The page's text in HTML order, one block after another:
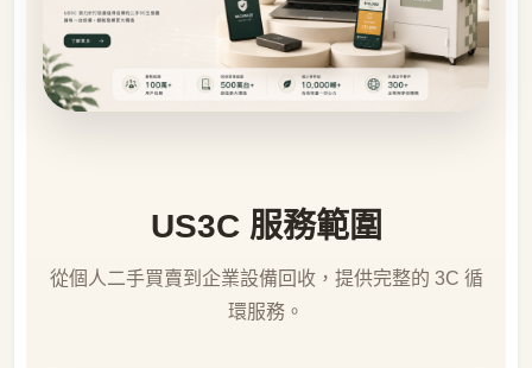
US3C 服務範圍
從個人二手買賣到企業設備回收，提供完整的 3C 循
環服務。